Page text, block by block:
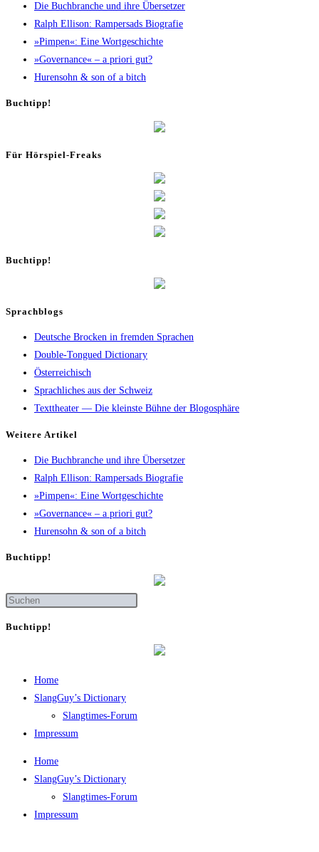
Die Buch­bran­che und ihre Übersetzer
Ralph Elli­son: Ram­pers­ads Biografie
»Pim­pen«: Eine Wortgeschichte
»Gover­nan­ce« – a prio­ri gut?
Huren­sohn & son of a bitch
Buch­tipp!
Für Hör­spiel-Freaks
Buch­tipp!
Sprachblogs
Deutsche Brocken in fremden Sprachen
Double-Tongued Dictionary
Österreichisch
Sprachliches aus der Schweiz
Texttheater — Die kleinste Bühne der Blogosphäre
Wei­te­re Artikel
Die Buch­bran­che und ihre Übersetzer
Ralph Elli­son: Ram­pers­ads Biografie
»Pim­pen«: Eine Wortgeschichte
»Gover­nan­ce« – a prio­ri gut?
Huren­sohn & son of a bitch
Buch­tipp!
Buch­tipp!
Home
SlangGuy’s Dic­tion­a­ry
Slang­times-Forum
Impres­sum
Home
SlangGuy’s Dic­tion­a­ry
Slang­times-Forum
Impres­sum